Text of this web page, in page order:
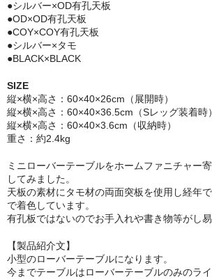
●シルバー×OD有孔天板
●OD×OD有孔天板
●COY×COY有孔天板
●シルバー×タモ
●BLACK×BLACK
SIZE
縦×横×高さ：60×40×26cm（展開時）
縦×横×高さ：60×40×36.5cm（Sレッグ装着時）
縦×横×高さ：60×40×3.6cm（収納時）
重さ：約2.4kg
ミニローバーテーブルをホームファニチャー
してみました。
天板の素材にタモ材の両面突板を使用し経年
で着色しています。
有孔板ではないのでお手入れや書き物等がし易
【製品紹介文】
小型のローバーテーブルになります。
今までテーブルはローバーテーブルのみのライ